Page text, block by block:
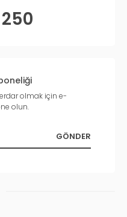
olmak için e-
olun.